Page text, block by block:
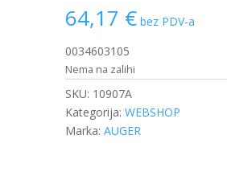
64,17 € bez PDV-a
0034603105
Nema na zalihi
SKU: 10907A
Kategorija:WEBSHOP
Marka:AUGER